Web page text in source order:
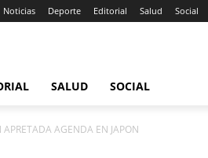
Noticias Deporte Editorial Salud Social
SALUD SOCIAL
AGENDA EN JAPON